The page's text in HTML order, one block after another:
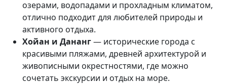
озерами, водопадами и прохладным климатом,
отлично подходит для любителей природы и
активного отдыха.
Хойан и Дананг— исторические города с
красивыми пляжами, древней архитектурой и
живописными окрестностями, где можно
сочетать экскурсии и отдых на море.